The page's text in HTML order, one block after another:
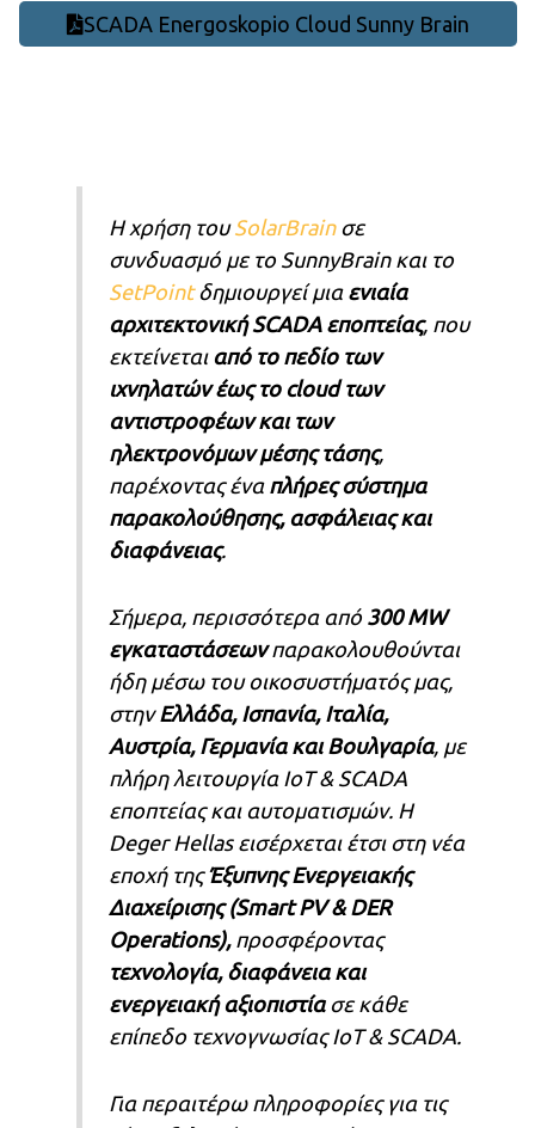
SCADA Energoskopio Cloud Sunny Brain
Η χρήση τουSolarBrainσε
συνδυασμό με το SunnyBrain και το
SetPointδημιουργεί μια ενιαία
αρχιτεκτονική SCADA εποπτείας, που
εκτείνεται από το πεδίο των
ιχνηλατών έως το cloud των
αντιστροφέων και των
ηλεκτρονόμων μέσης τάσης,
παρέχοντας ένα πλήρες σύστημα
παρακολούθησης, ασφάλειας και
διαφάνειας.
Σήμερα, περισσότερα από 300 MW
εγκαταστάσεωνπαρακολουθούνται
ήδη μέσω του οικοσυστήματός μας,
στηνΕλλάδα, Ισπανία, Ιταλία,
Αυστρία, Γερμανία και Βουλγαρία, με
πλήρη λειτουργία IoT & SCADA
εποπτείας και αυτοματισμών. Η
Deger Hellas εισέρχεται έτσι στη νέα
εποχή τηςΈξυπνης Ενεργειακής
Διαχείρισης (Smart PV & DER
Operations), προσφέροντας
τεχνολογία, διαφάνεια και
ενεργειακή αξιοπιστίασε κάθε
επίπεδο τεχνογνωσίας IoT & SCADA.
Για περαιτέρω πληροφορίες για τις